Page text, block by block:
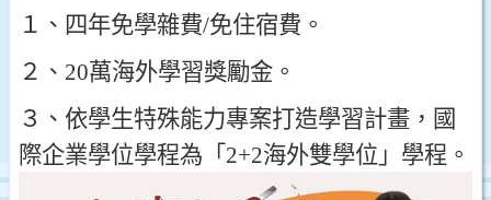
１、 四年免學雜費/免住宿費 。
２、20萬海外學習獎勵金 。
３、 依學生特殊能力專案打造學習計畫 ， 國
際企業學位學程為 「 2+2海外雙學位 」 學程 。